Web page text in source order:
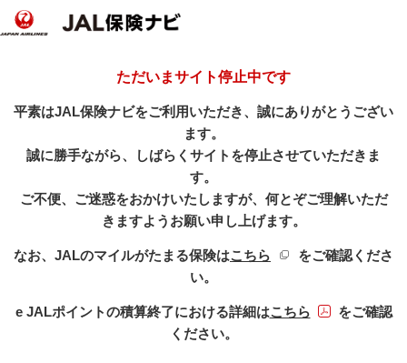
ただいまサイト停止中です
平素はJAL保険ナビをご利用いただき、誠にありがとうござい
ます。
誠に勝手ながら、しばらくサイトを停止させていただきま
す。
ご不便、ご迷惑をおかけいたしますが、何とぞご理解いただ
きますようお願い申し上げます。
なお、JALのマイルがたまる保険はこちら 新規ウィンドウを開
をご確認くださ
い。
e JALポイントの積算終了における詳細はこちらPDFファイル
をご確認
ください。